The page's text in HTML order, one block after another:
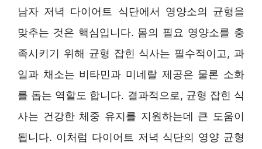
남자 저녁 다이어트 식단에서 영양소의 균형을
맞추는 것은 핵심입니다. 몸의 필요 영양소를 충
족시키기 위해 균형 잡힌 식사는 필수적이고, 과
일과 채소는 비타민과 미네랄 제공은 물론 소화
를 돕는 역할도 합니다. 결과적으로, 균형 잡힌 식
사는 건강한 체중 유지를 지원하는데 큰 도움이
됩니다. 이처럼 다이어트 저녁 식단의 영양 균형